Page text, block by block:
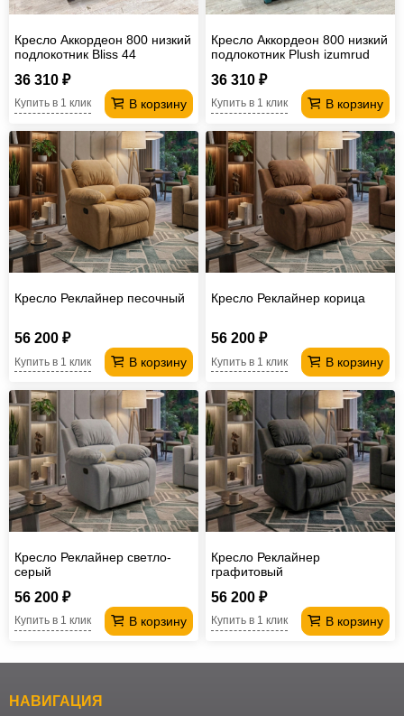
Кресло Аккордеон 800 низкий
подлокотник Вliss 44
36 310 ₽
В корзину
Купить в 1 клик
Кресло Аккордеон 800 низкий
подлокотник Plush izumrud
36 310 ₽
В корзину
Купить в 1 клик
Кресло Реклайнер песочный
56 200 ₽
В корзину
Купить в 1 клик
Кресло Реклайнер корица
56 200 ₽
В корзину
Купить в 1 клик
Кресло Реклайнер светло-
серый
56 200 ₽
В корзину
Купить в 1 клик
Кресло Реклайнер
графитовый
56 200 ₽
В корзину
Купить в 1 клик
НАВИГАЦИЯ